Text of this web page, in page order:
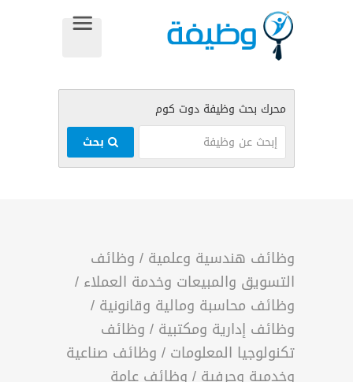
وظائف هندسية وعلمية / وظائف
التسويق والمبيعات وخدمة العملاء /
وظائف محاسبة ومالية وقانونية /
وظائف إدارية ومكتبية / وظائف
تكنولوجيا المعلومات / وظائف صناعية
وخدمية وحرفية / وظائف عامة